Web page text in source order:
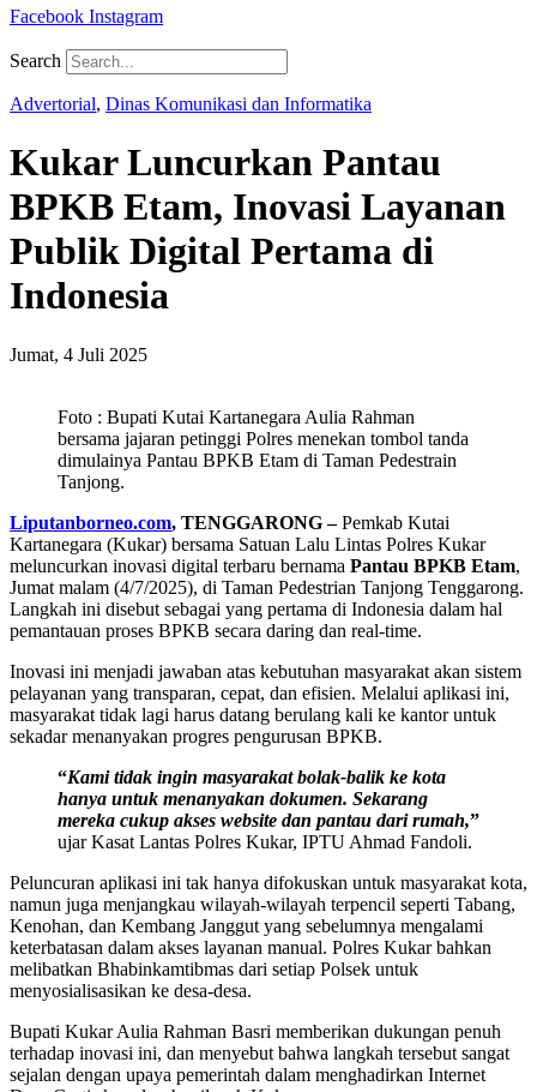
Facebook Instagram
Search
Advertorial, Dinas Komunikasi dan Informatika
Kukar Luncurkan Pantau
BPKB Etam, Inovasi Layanan
Publik Digital Pertama di
Indonesia
Jumat, 4 Juli 2025
Foto : Bupati Kutai Kartanegara Aulia Rahman
bersama jajaran petinggi Polres menekan tombol tanda
dimulainya Pantau BPKB Etam di Taman Pedestrain
Tanjong.
Liputanborneo.com, TENGGARONG –Pemkab Kutai
Kartanegara (Kukar) bersama Satuan Lalu Lintas Polres Kukar
meluncurkan inovasi digital terbaru bernama Pantau BPKB Etam,
Jumat malam (4/7/2025), di Taman Pedestrian Tanjong Tenggarong.
Langkah ini disebut sebagai yang pertama di Indonesia dalam hal
pemantauan proses BPKB secara daring dan real-time.
Inovasi ini menjadi jawaban atas kebutuhan masyarakat akan sistem
pelayanan yang transparan, cepat, dan efisien. Melalui aplikasi ini,
masyarakat tidak lagi harus datang berulang kali ke kantor untuk
sekadar menanyakan progres pengurusan BPKB.
“Kami tidak ingin masyarakat bolak-balik ke kota
hanya untuk menanyakan dokumen. Sekarang
mereka cukup akses website dan pantau dari rumah,”
ujar Kasat Lantas Polres Kukar, IPTU Ahmad Fandoli.
Peluncuran aplikasi ini tak hanya difokuskan untuk masyarakat kota,
namun juga menjangkau wilayah-wilayah terpencil seperti Tabang,
Kenohan, dan Kembang Janggut yang sebelumnya mengalami
keterbatasan dalam akses layanan manual. Polres Kukar bahkan
melibatkan Bhabinkamtibmas dari setiap Polsek untuk
menyosialisasikan ke desa-desa.
Bupati Kukar Aulia Rahman Basri memberikan dukungan penuh
terhadap inovasi ini, dan menyebut bahwa langkah tersebut sangat
sejalan dengan upaya pemerintah dalam menghadirkan Internet